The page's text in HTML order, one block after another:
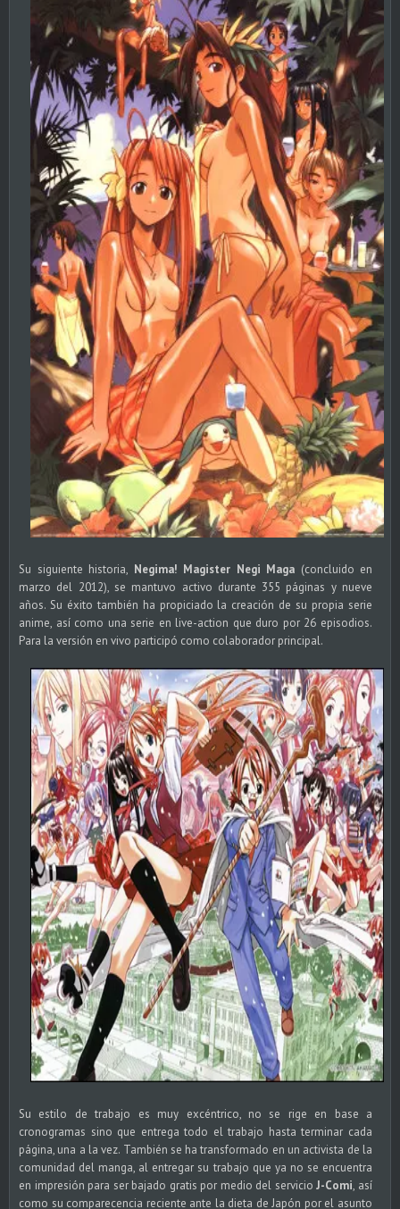
Su siguiente historia, Negima! Magister Negi Maga (concluido en
marzo del 2012), se mantuvo activo durante 355 páginas y nueve
años. Su éxito también ha propiciado la creación de su propia serie
anime, así como una serie en live-action que duro por 26 episodios.
Para la versión en vivo participó como colaborador principal.
Su estilo de trabajo es muy excéntrico, no se rige en base a
cronogramas sino que entrega todo el trabajo hasta terminar cada
página, una a la vez. También se ha transformado en un activista de la
comunidad del manga, al entregar su trabajo que ya no se encuentra
en impresión para ser bajado gratis por medio del servicioJ-Comi, así
como su comparecencia reciente ante la dieta de Japón por el asunto